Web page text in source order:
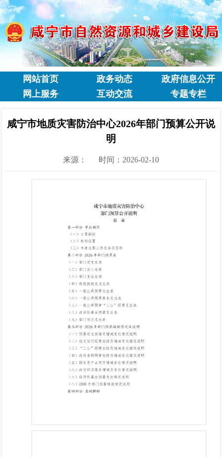
网站首页 政务动态
政府信息公开
网上服务
互动交流 专题专栏
咸宁市地质灾害防治中心2026年部门预算公开说
明
来源： 时间：2026-02-10